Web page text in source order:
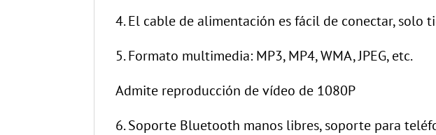
4. El cable de alimentación es fácil de conectar,
5. Formato multimedia: MP3, MP4, WMA, JPEG, etc.
Admite reproducción de vídeo de 1080P
6. Soporte Bluetooth manos libres, soporte para